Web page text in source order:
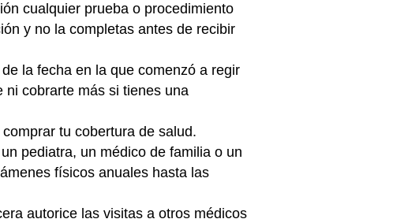
cualquier prueba o procedimiento
y no la completas antes de recibir
la fecha en la que comenzó a regir
ni cobrarte más si tienes una
tu cobertura de salud.
pediatra, un médico de familia o un
físicos anuales hasta las
autorice las visitas a otros médicos